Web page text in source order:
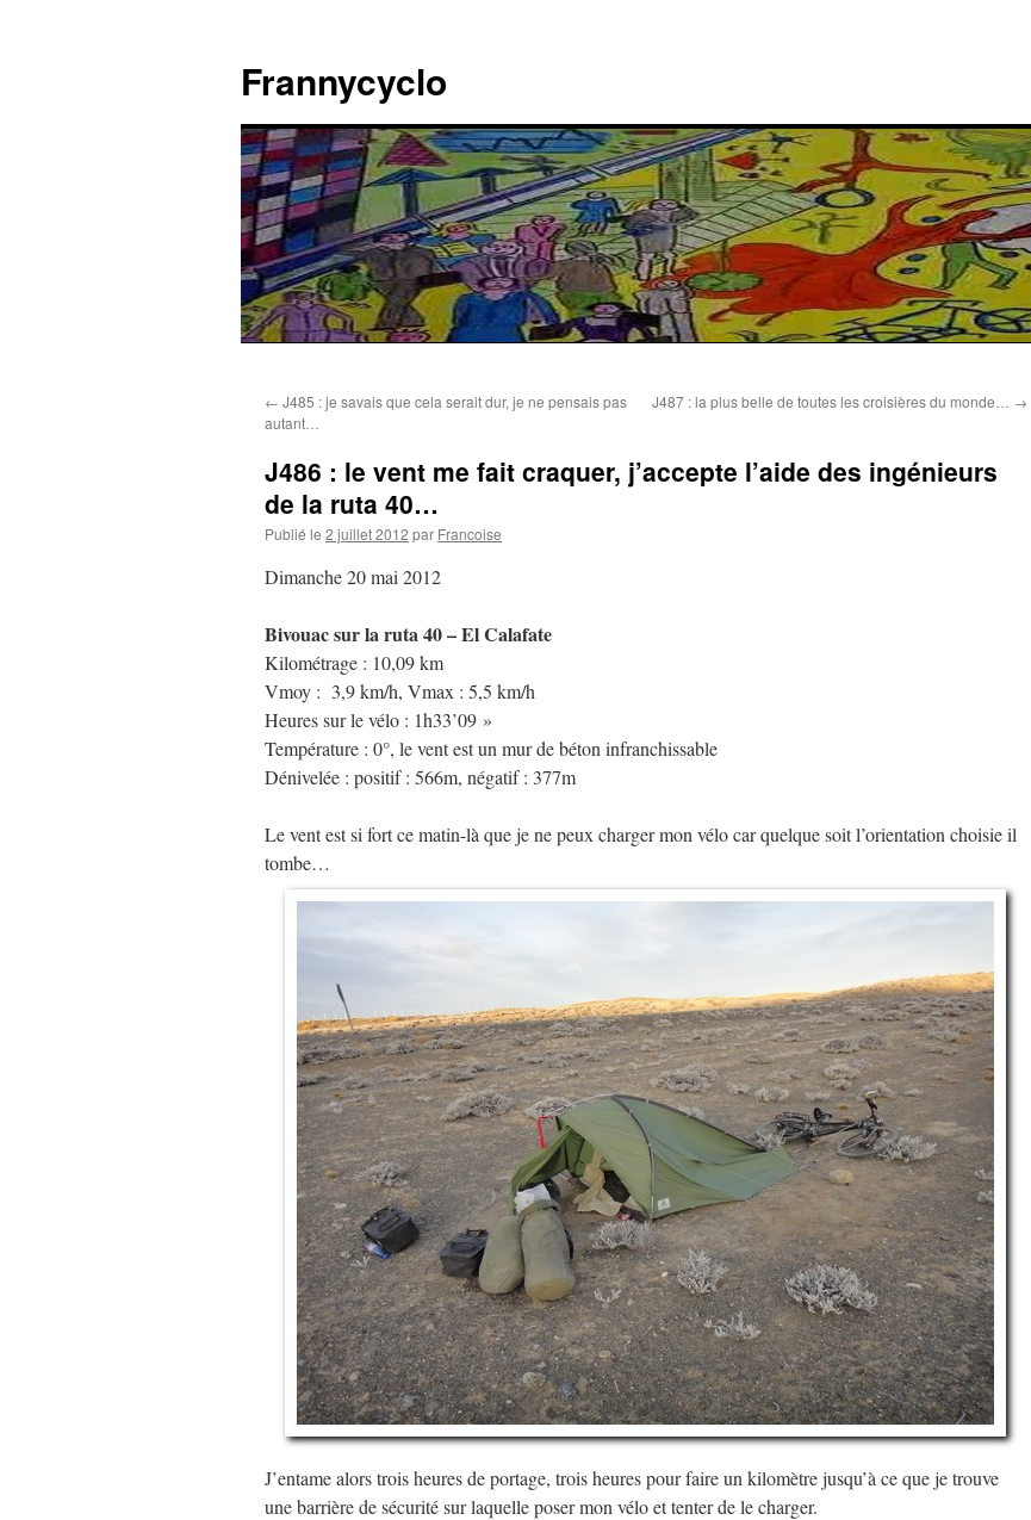
contenu
Frannycyclo
← J485 : je savais que cela serait dur, je ne pensais pas
autant…
J487 : la plus belle de toutes les croisières du monde… →
J486 : le vent me fait craquer, j’accepte l’aide des ingénieurs
de la ruta 40…
Publié le 2 juillet 2012 par Francoise
Dimanche 20 mai 2012
Bivouac sur la ruta 40 – El Calafate
Kilométrage : 10,09 km
Vmoy : 3,9 km/h, Vmax : 5,5 km/h
Heures sur le vélo : 1h33’09 »
Température : 0°, le vent est un mur de béton infranchissable
Dénivelée : positif : 566m, négatif : 377m
Le vent est si fort ce matin-là que je ne peux charger mon vélo car quelque soit l’orientation choisie il
tombe…
J’entame alors trois heures de portage, trois heures pour faire un kilomètre jusqu’à ce que je trouve
une barrière de sécurité sur laquelle poser mon vélo et tenter de le charger.